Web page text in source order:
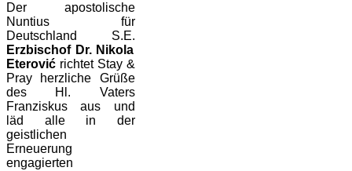
Der apostolische
Nuntius für
Deutschland S.E.
Erzbischof Dr. Nikola
Eterović richtet Stay &
Pray herzliche Grüße
des Hl. Vaters
Franziskus aus und
läd alle in der
geistlichen
Erneuerung
engagierten